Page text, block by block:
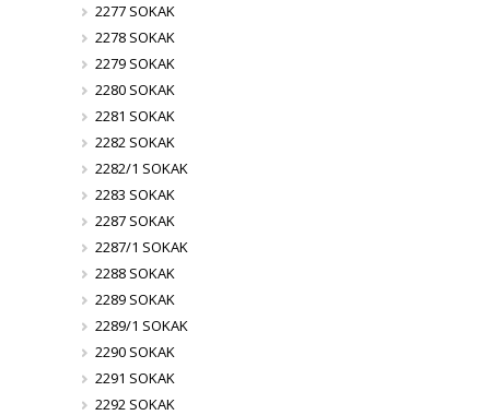
2277 SOKAK
2278 SOKAK
2279 SOKAK
2280 SOKAK
2281 SOKAK
2282 SOKAK
2282/1 SOKAK
2283 SOKAK
2287 SOKAK
2287/1 SOKAK
2288 SOKAK
2289 SOKAK
2289/1 SOKAK
2290 SOKAK
2291 SOKAK
2292 SOKAK